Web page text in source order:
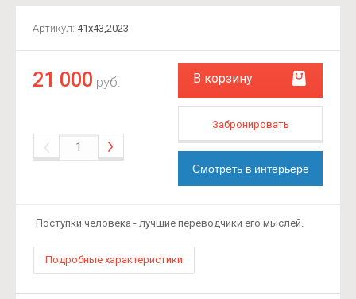
Артикул: 41х43,2023
21 000 руб. В корзину
Забронировать
Смотреть в интерьере
Поступки человека - лучшие переводчики его мыслей.
Подробные характеристики